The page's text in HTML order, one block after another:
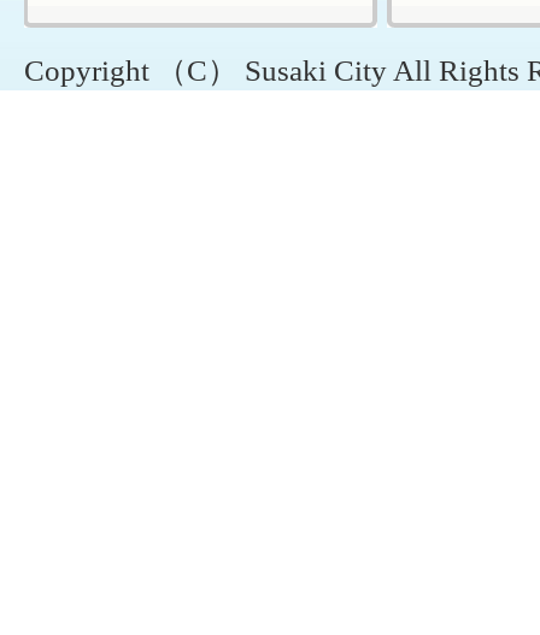
Copyright （C） Susaki City All Rights